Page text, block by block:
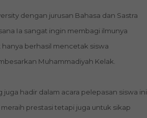
dengan jurusan Bahasa dan Sastra
Ia sangat ingin membagi ilmunya
berhasil mencetak siswa
Muhammadiyah Kelak.
hadir dalam acara pelepasan siswa ini
prestasi tetapi juga untuk sikap